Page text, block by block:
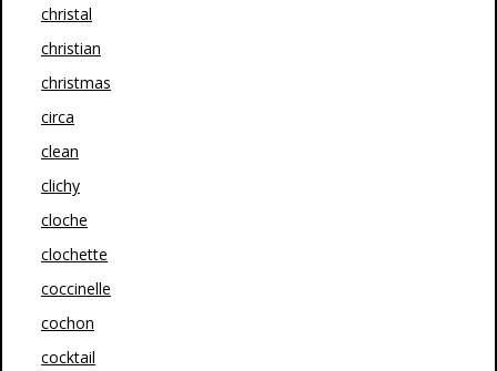
christal
christian
christmas
circa
clean
clichy
cloche
clochette
coccinelle
cochon
cocktail